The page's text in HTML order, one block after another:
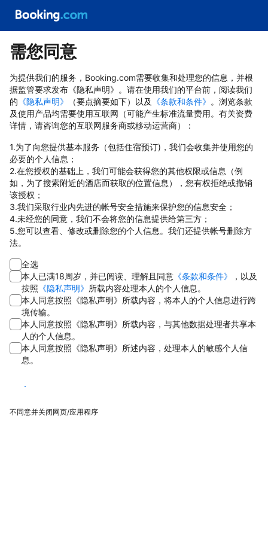
需您同意
为提供我们的服务，Booking.com需要收集和处理您的信息，并根
据监管要求发布《隐私声明》。请在使用我们的平台前，阅读我们
的 《隐私声明》 （要点摘要如下）以及 《条款和条件》 。浏览条款
及使用产品均需要使用互联网（可能产生标准流量费用。有关资费
详情，请咨询您的互联网服务商或移动运营商）：
1.为了向您提供基本服务（包括住宿预订)，我们会收集并使用您的
必要的个人信息；
2.在您授权的基础上，我们可能会获得您的其他权限或信息（例
如，为了搜索附近的酒店而获取的位置信息），您有权拒绝或撤销
该授权；
3.我们采取行业内先进的帐号安全措施来保护您的信息安全；
4.未经您的同意，我们不会将您的信息提供给第三方；
5.您可以查看、修改或删除您的个人信息。我们还提供帐号删除方
法。
全选
本人已满18周岁，并已阅读、理解且同意 《条款和条件》
，以及
按照 《隐私声明》 所载内容处理本人的个人信息。
本人同意按照《隐私声明》所载内容，将本人的个人信息进行跨
境传输。
本人同意按照《隐私声明》所载内容，与其他数据处理者共享本
人的个人信息。
本人同意按照《隐私声明》所述内容，处理本人的敏感个人信
息。
同意
不同意并关闭网页/应用程序